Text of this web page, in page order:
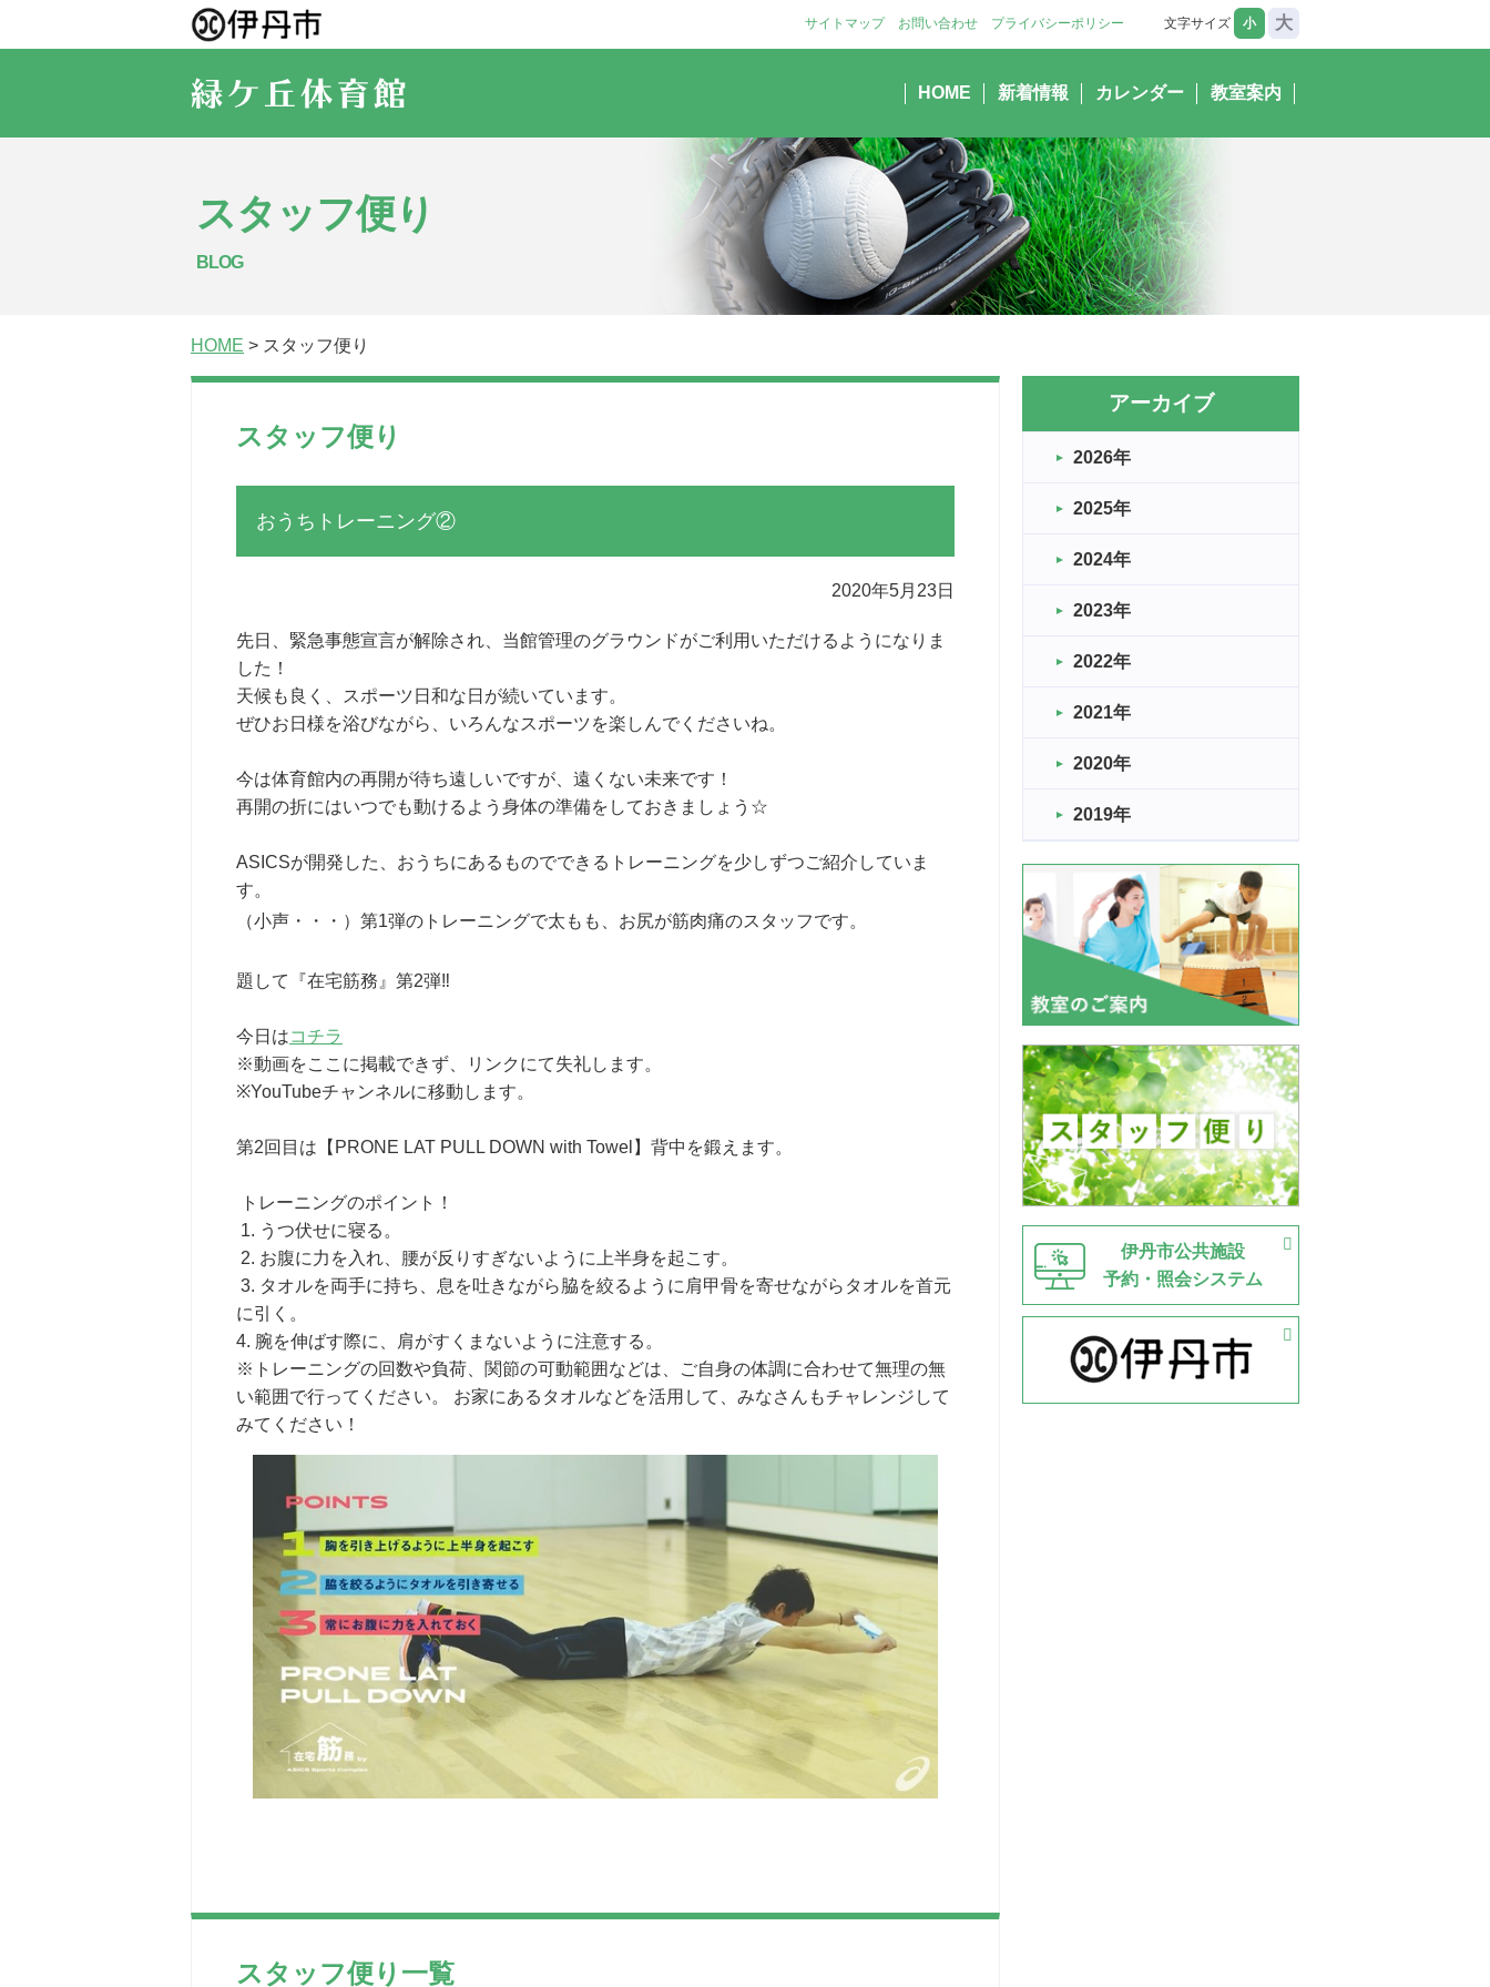
サイトマップ お問い合わせ プライバシーポリシー
HOME 新着情報 カレンダー 教室案内
文字サイズ 小 大
スタッフ便り
BLOG
HOME > スタッフ便り
スタッフ便り
おうちトレーニング②
2020年5月23日
先日、緊急事態宣言が解除され、当館管理のグラウンドがご利用いただけるようになりま
した！
天候も良く、スポーツ日和な日が続いています。
ぜひお日様を浴びながら、いろんなスポーツを楽しんでくださいね。
今は体育館内の再開が待ち遠しいですが、遠くない未来です！
再開の折にはいつでも動けるよう身体の準備をしておきましょう☆
ASICSが開発した、おうちにあるものでできるトレーニングを少しずつご紹介していま
す。
（小声・・・）第1弾のトレーニングで太もも、お尻が筋肉痛のスタッフです。
題して『在宅筋務』第2弾‼
今日はコチラ
※動画をここに掲載できず、リンクにて失礼します。
※YouTubeチャンネルに移動します。
第2回目は【PRONE LAT PULL DOWN with Towel】背中を鍛えます。
トレーニングのポイント！
1. うつ伏せに寝る。
2. お腹に力を入れ、腰が反りすぎないように上半身を起こす。
3. タオルを両手に持ち、息を吐きながら脇を絞るように肩甲骨を寄せながらタオルを首元
に引く。
4. 腕を伸ばす際に、肩がすくまないように注意する。
※トレーニングの回数や負荷、関節の可動範囲などは、ご自身の体調に合わせて無理の無
い範囲で行ってください。 お家にあるタオルなどを活用して、みなさんもチャレンジして
みてください！
スタッフ便り一覧
アーカイブ
2026年
2025年
2024年
2023年
2022年
2021年
2020年
2019年
伊丹市公共施設
予約・照会システム